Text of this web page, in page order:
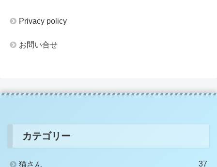
Privacy policy
お問い合せ
カテゴリー
猫さん 37